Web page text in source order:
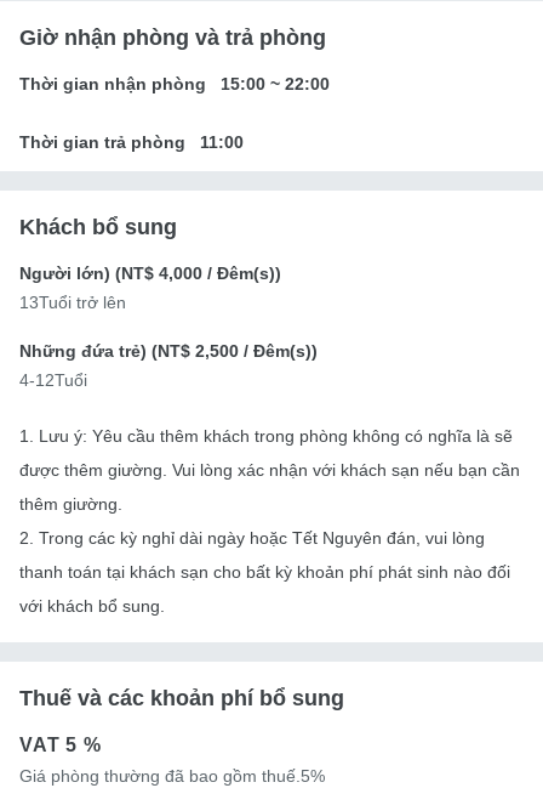
Giờ nhận phòng và trả phòng
Thời gian nhận phòng 15:00 ~ 22:00
Thời gian trả phòng 11:00
Khách bổ sung
Người lớn) (NT$ 4,000 / Đêm(s))
13Tuổi trở lên
Những đứa trẻ) (NT$ 2,500 / Đêm(s))
4-12Tuổi
1. Lưu ý: Yêu cầu thêm khách trong phòng không có nghĩa là sẽ
được thêm giường. Vui lòng xác nhận với khách sạn nếu bạn cần
thêm giường.
2. Trong các kỳ nghỉ dài ngày hoặc Tết Nguyên đán, vui lòng
thanh toán tại khách sạn cho bất kỳ khoản phí phát sinh nào đối
với khách bổ sung.
Thuế và các khoản phí bổ sung
VAT5 %
Giá phòng thường đã bao gồm thuế.5%